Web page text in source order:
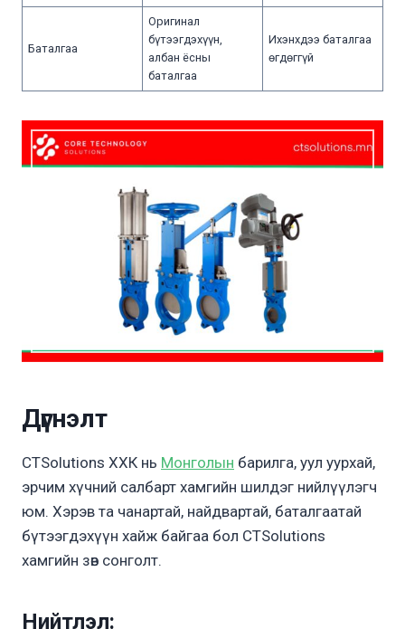
Баталгаа
Оригинал
бүтээгдэхүүн,
албан ёсны
баталгаа
Ихэнхдээ баталгаа
өгдөггүй
Дүгнэлт
CTSolutions ХХК нь Монголын барилга, уул уурхай,
эрчим хүчний салбарт хамгийн шилдэг нийлүүлэгч
юм. Хэрэв та чанартай, найдвартай, баталгаатай
бүтээгдэхүүн хайж байгаа бол CTSolutions
хамгийн зөв сонголт.
Нийтлэл: